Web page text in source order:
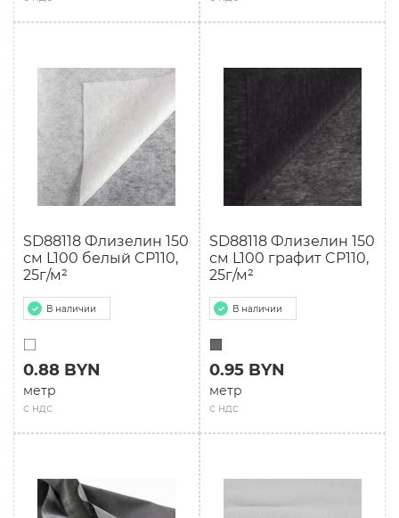
SD88118 Флизелин 150
см L100 белый CP110,
25г/м²
В наличии
с ндс
0.88 BYN
метр
SD88118 Флизелин 150
см L100 графит CP110,
25г/м²
В наличии
с ндс
0.95 BYN
метр